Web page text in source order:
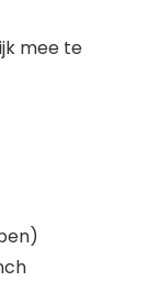
mee te